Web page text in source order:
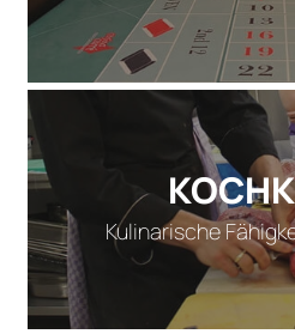
Kulinarische